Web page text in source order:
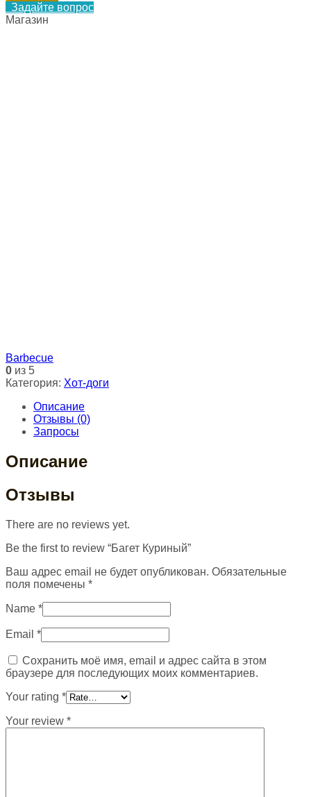
Задайте вопрос
Магазин
Barbecue
0 из 5
Категория: Хот-доги
Описание
Отзывы (0)
Запросы
Описание
Отзывы
There are no reviews yet.
Be the first to review “Багет Куриный”
Ваш адрес email не будет опубликован. Обязательные
поля помечены *
Name *
Email *
Сохранить моё имя, email и адрес сайта в этом
браузере для последующих моих комментариев.
Your rating *
Your review *